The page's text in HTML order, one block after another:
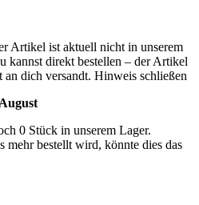
Artikel ist aktuell nicht in unserem
kannst direkt bestellen – der Artikel
dich versandt. Hinweis schließen
0 Stück in unserem Lager.
mehr bestellt wird, könnte dies das